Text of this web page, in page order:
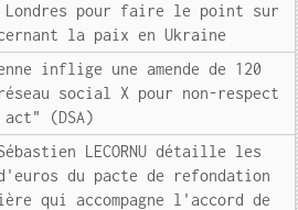
Londres pour faire le point sur
la paix en Ukraine
inflige une amende de 120
social X pour non-respect
(DSA)
LECORNU détaille les
du pacte de refondation
qui accompagne l'accord de